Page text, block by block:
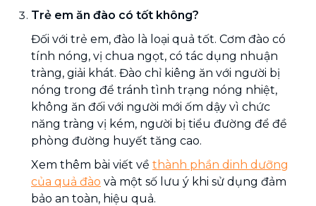
Trẻ em ăn đào có tốt không?
Đối với trẻ em, đào là loại quả tốt. Cơm đào có
tính nóng, vị chua ngọt, có tác dụng nhuận
tràng, giải khát. Đào chỉ kiêng ăn với người bị
nóng trong để tránh tình trạng nóng nhiệt,
không ăn đối với người mới ốm dậy vì chức
năng tràng vị kém, người bị tiểu đường để đề
phòng đường huyết tăng cao.
Xem thêm bài viết về thành phần dinh dưỡng
của quả đào và một số lưu ý khi sử dụng đảm
bảo an toàn, hiệu quả.